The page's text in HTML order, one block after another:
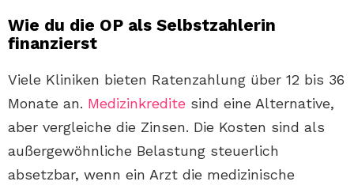
Wie du die OP als Selbstzahlerin
finanzierst
Viele Kliniken bieten Ratenzahlung über 12 bis 36
Monate an. Medizinkredite sind eine Alternative,
aber vergleiche die Zinsen. Die Kosten sind als
außergewöhnliche Belastung steuerlich
absetzbar, wenn ein Arzt die medizinische